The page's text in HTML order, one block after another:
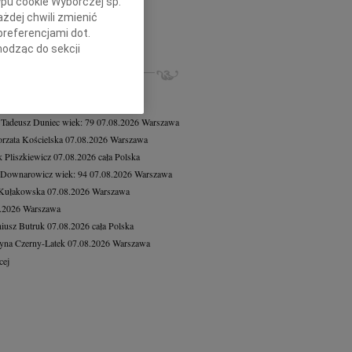
Piotrowicz 07.08.2026Warszawa
żalem zawiadamiamy, że 1...
Duniecwiek: 7907.08.2026Warszawa
Kościelska07.08.2026Warszawa
Pliszkiewicz07.08.2026cała Polska
wiek: 9407.08.2026Warszawa
07.08.2026Warszawa
Warszawa
Butruk 07.08.2026cała Polska
Czerny-Latek 07.08.2026Warszawa
chwili zmienić
dot.
do sekcji
przeglądarki.
identyfikacji.
pomiar reklam i